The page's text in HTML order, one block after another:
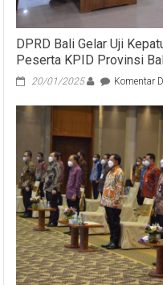
DPRD Bali Gelar Uji
Peserta KPID Provinsi
20/01/2025 Komentar